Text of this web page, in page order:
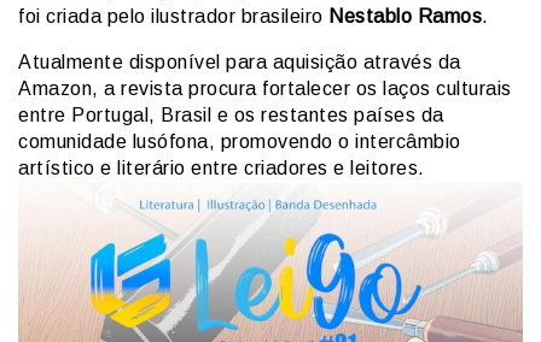
foi criada pelo ilustrador brasileiro Nestablo Ramos.
Atualmente disponível para aquisição através da
Amazon, a revista procura fortalecer os laços culturais
entre Portugal, Brasil e os restantes países da
comunidade lusófona, promovendo o intercâmbio
artístico e literário entre criadores e leitores.